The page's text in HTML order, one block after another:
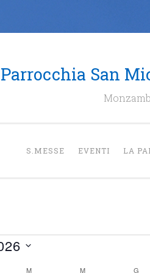
Parrocchia San
S.MESSE EVENTI LA
M M G